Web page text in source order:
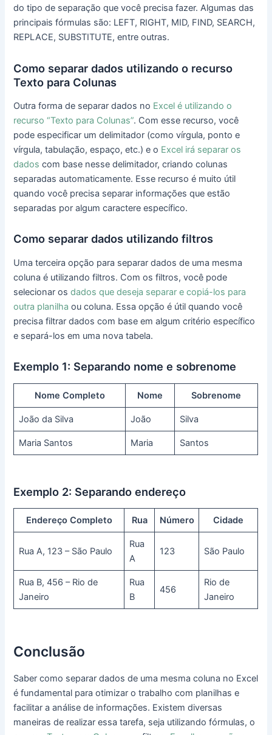
do tipo de separação que você precisa fazer. Algumas das
principais fórmulas são: LEFT, RIGHT, MID, FIND, SEARCH,
REPLACE, SUBSTITUTE, entre outras.
Como separar dados utilizando o recurso
Texto para Colunas
Outra forma de separar dados no Excel é utilizando o
recurso “Texto para Colunas”. Com esse recurso, você
pode especificar um delimitador (como vírgula, ponto e
vírgula, tabulação, espaço, etc.) e o Excel irá separar os
dados com base nesse delimitador, criando colunas
separadas automaticamente. Esse recurso é muito útil
quando você precisa separar informações que estão
separadas por algum caractere específico.
Como separar dados utilizando filtros
Uma terceira opção para separar dados de uma mesma
coluna é utilizando filtros. Com os filtros, você pode
selecionar osdados que deseja separar e copiá-los para
outra planilha ou coluna. Essa opção é útil quando você
precisa filtrar dados com base em algum critério específico
e separá-los em uma nova tabela.
Exemplo 1: Separando nome e sobrenome
Nome Completo Nome Sobrenome
João da Silva João Silva
Maria Santos Maria Santos
Exemplo 2: Separando endereço
Endereço Completo Rua Número Cidade
Rua A, 123 – São Paulo
Rua
A
123 São Paulo
Rua B, 456 – Rio de
Janeiro
Rua
B
456
Rio de
Janeiro
Conclusão
Saber como separar dados de uma mesma coluna no Excel
é fundamental para otimizar o trabalho com planilhas e
facilitar a análise de informações. Existem diversas
maneiras de realizar essa tarefa, seja utilizando fórmulas, o